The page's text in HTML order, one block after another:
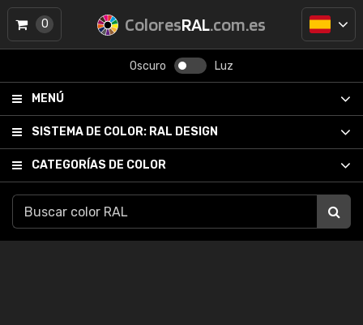
ColoresRAL.com.es
Oscuro Luz
MENÚ
SISTEMA DE COLOR: RAL DESIGN
CATEGORÍAS DE COLOR
0